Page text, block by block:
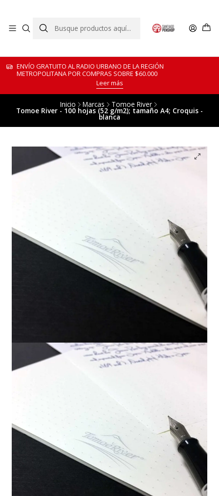
ENVÍO GRATUITO AL RADIO URBANO DE LA REGIÓN
METROPOLITANA POR COMPRAS SOBRE $60.000
Leer más
Inicio Marcas Tomoe River
Tomoe River - 100 hojas (52 g/m2); tamaño A4; Croquis -
blanca